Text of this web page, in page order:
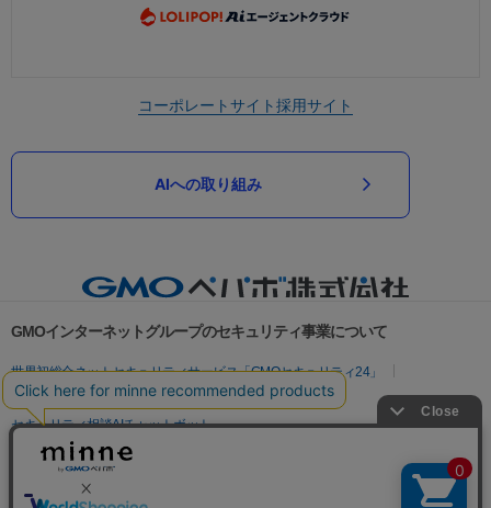
コーポレートサイト採用サイト
AIへの取り組み
GMOインターネットグループのセキュリティ事業について
世界初総合ネットセキュリティサービス「GMOセキュリティ24」
パスワード漏洩診断
Webサイトリスク診断
セキュリティ相談AIチャットボット
実在証明・盗聴対策